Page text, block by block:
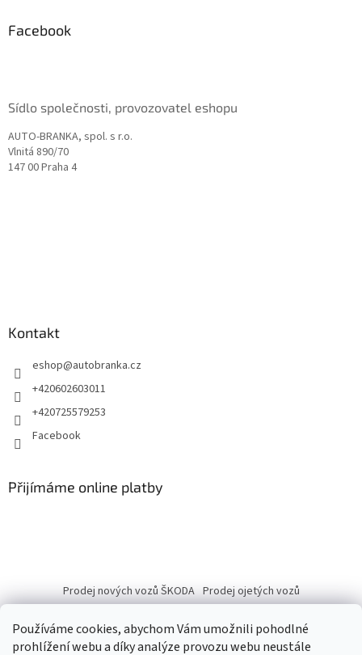
Používáme cookies, abychom Vám umožnili pohodlné
prohlížení webu a díky analýze provozu webu neustále
Facebook
Sídlo společnosti, provozovatel eshopu
AUTO-BRANKA, spol. s r.o.
Vlnitá 890/70
147 00 Praha 4
Kontakt
eshop@autobranka.cz
+420602603011
+420725579253
Facebook
Přijímáme online platby
Prodej nových vozů ŠKODA Prodej ojetých vozů